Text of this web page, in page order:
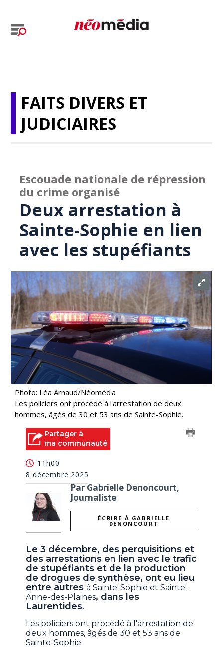
FAITS DIVERS ET
JUDICIAIRES
Escouade nationale de répression
du crime organisé
Deux arrestation à
Sainte-Sophie en lien
avec les stupéfiants
Photo: Léa Arnaud/Néomédia
Les policiers ont procédé à l'arrestation de deux
hommes, âgés de 30 et 53 ans de Sainte-Sophie.
Partager à
ma communauté
11h00
8 décembre 2025
Par Gabrielle Denoncourt,
Journaliste
ÉCRIRE À GABRIELLE
DENONCOURT
Le 3 décembre, des perquisitions et
des arrestations en lien avec le trafic
de stupéfiants et de la production
de drogues de synthèse, ont eu lieu
entre autresà Sainte-Sophie et Sainte-
Anne-des-Plaines, dans les
Laurentides.
Les policiers ont procédé à l'arrestation de
deux hommes, âgés de 30 et 53 ans de
Sainte-Sophie.